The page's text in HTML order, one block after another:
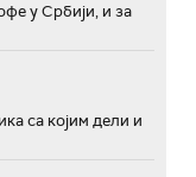
у Србији, и за
са којим дели и